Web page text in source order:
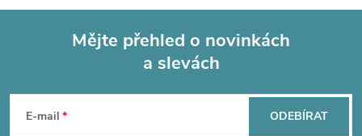
Mějte přehled o novinkách
a slevách
E-mail ODEBÍRAT